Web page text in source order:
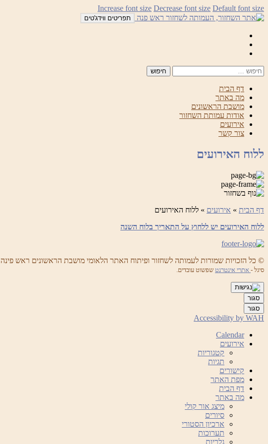
לדלג
לתוכן
Increase font size Decrease font size Default font size
תפריטים ווידג'טים
דף הבית
מה באתר
מושבת הראשונים
אודות עמותת השחזור
אירועים
צור קשר
ללוח האירועים
דף הבית » אירועים » ללוח האירועים
ללוח האירועים יש ללחוץ על התאריך בלוח השנה
© כל הזכויות שמורות לעמותה לשחזור ופיתוח האתר הלאומי מושבת הראשונים ראש פינה
סיגל - אתרי אינטרנט שפשוט עובדים.
סגור
סגור
Accessibility by WAH
Calendar
אירועים
קטגוריות
תגיות
קישורים
מפת האתר
דף הבית
מה באתר
מיצג אור קולי
סיורים
ארכיון הסטורי
תערוכות
גלריות